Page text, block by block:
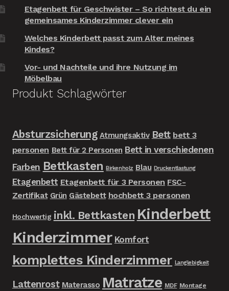
Etagenbett für Geschwister – So richtest du ein
gemeinsames Kinderzimmer clever ein
Welches Kinderbett passt zum Alter meines
Kindes?
Vor- und Nachteile und ihre Nutzung im
Möbelbau
Produkt Schlagwörter
Absturzsicherung Atmungsaktiv Bett bett 3
personen Bett für 2 Personen Bett in verschiedenen
Farben Bettkasten Birkenholz Blau Druckentlastung
Etagenbett Etagenbett für 3 Personen FSC-
Zertifikat Grün Gästebett hochbett 3 personen
Hochwertig inkl. Bettkasten Kinderbett
Kinderzimmer Komfort
komplettes Kinderzimmer Langlebigkeit
Lattenrost Materasso Matratze MDF Montage